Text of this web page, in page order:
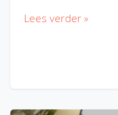
Lees verder »